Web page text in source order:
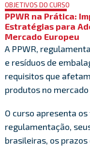
OBJETIVOS DO CURSO
PPWR na Prática:
Estratégias para
Mercado Europeu
A PPWR,
e resíduos de
requisitos que
produtos no mercado
O curso apresenta
regulamentação,
brasileiras, os